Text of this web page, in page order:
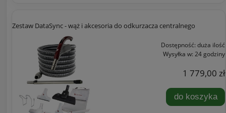
Zestaw DataSync - wąż i akcesoria do odkurzacza centralnego
Dostępność: duża ilość
Wysyłka w: 24 godziny
1 779,00 zł
do koszyka